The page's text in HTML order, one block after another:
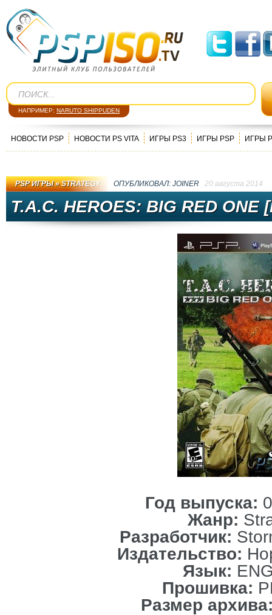
НАПРИМЕР: NARUTO SHIPPUDEN
НОВОСТИ PSP НОВОСТИ PS VITA ИГРЫ PS3 ИГРЫ PSP ИГРЫ
PSP ИГРЫ»STRATEGY ОПУБЛИКОВАЛ: JOINER 20 августа 2014
T.A.C. HEROES: BIG RED ONE
Год выпуска:
Жанр:
Разработчик:
Издательство:
Язык:
Прошивка:
Размер